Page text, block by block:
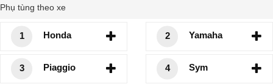
Phụ tùng theo xe
1 Honda 2 Yamaha
3 Piaggio 4 Sym